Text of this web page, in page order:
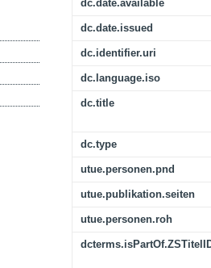
dc.date.available
dc.date.issued
dc.identifier.uri
dc.language.iso
dc.title
dc.type
utue.personen.pnd
utue.publikation.seiten
utue.personen.roh